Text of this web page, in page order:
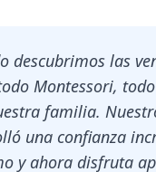
descubrimos las
Montessori,
familia.
una confianza
y ahora disfruta